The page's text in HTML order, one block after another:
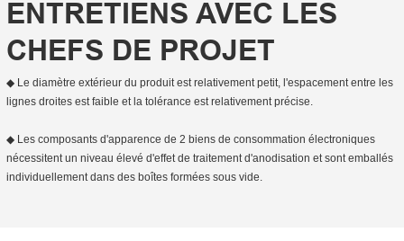
ENTRETIENS AVEC LES
CHEFS DE PROJET
◆ Le diamètre extérieur du produit est relativement petit, l'espacement entre les
lignes droites est faible et la tolérance est relativement précise.
◆ Les composants d'apparence de 2 biens de consommation électroniques
nécessitent un niveau élevé d'effet de traitement d'anodisation et sont emballés
individuellement dans des boîtes formées sous vide.